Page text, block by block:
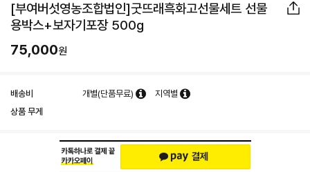
[부여버섯영농조합법인]굿뜨래흑화고선물세트 선물
용박스+보자기포장 500g
75,000원
배송비 개별(단품무료)
지역별
상품 무게